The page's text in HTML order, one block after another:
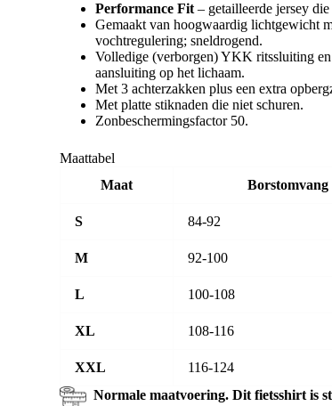
Performance Fit – getailleerde jersey
Gemaakt van hoogwaardig lichtgewicht
vochtregulering; sneldrogend.
Volledige (verborgen) YKK ritssluiting en
aansluiting op het lichaam.
Met 3 achterzakken plus een extra
Met platte stiknaden die niet schuren.
Zonbeschermingsfactor 50.
Maattabel
Maat
Borstomvang
S 84-92
M 92-100
L 100-108
XL 108-116
XXL 116-124
Normale maatvoering. Dit fietsshirt is